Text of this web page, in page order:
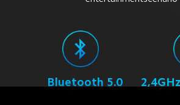
Bluetooth 5.0